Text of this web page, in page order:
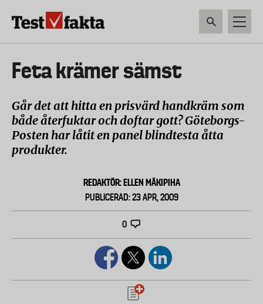
Huvudmeny
ny
Feta krämer sämst
Går det att hitta en prisvärd handkräm som
både återfuktar och doftar gott? Göteborgs-
Posten har låtit en panel blindtesta åtta
produkter.
REDAKTÖR: ELLEN MÄKIPIHA
PUBLICERAD: 23 APR, 2009
0